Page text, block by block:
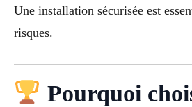
Une installation sécurisée est
risques.
Pourquoi